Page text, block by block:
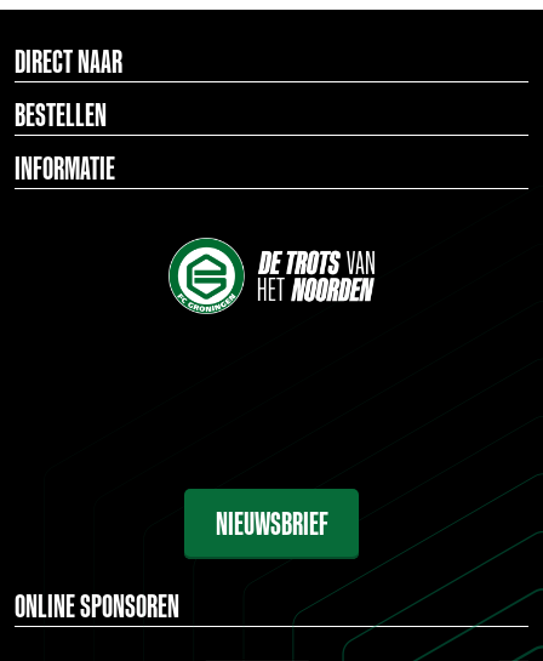
DIRECT NAAR
BESTELLEN
INFORMATIE
NIEUWSBRIEF
ONLINE SPONSOREN